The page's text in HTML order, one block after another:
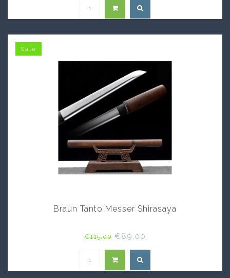
Sale
Braun Tanto Messer Shirasaya
€115,00 €89,00